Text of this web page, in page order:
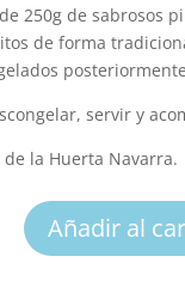
250g de sabrosos
de forma
servir y
de la Huerta Navarra.
Añadir al